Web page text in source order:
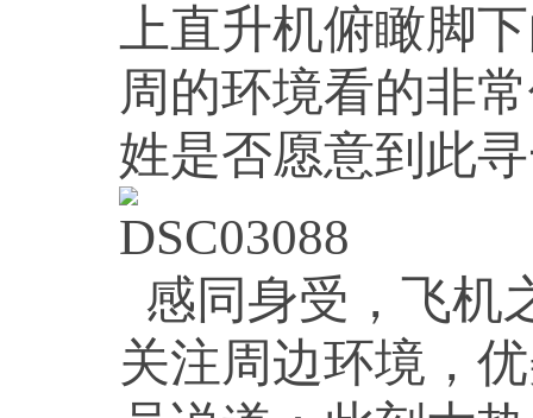
上直升机俯瞰脚
周的环境看的非
姓是否愿意到此
感同身受，飞机
关注周边环境，